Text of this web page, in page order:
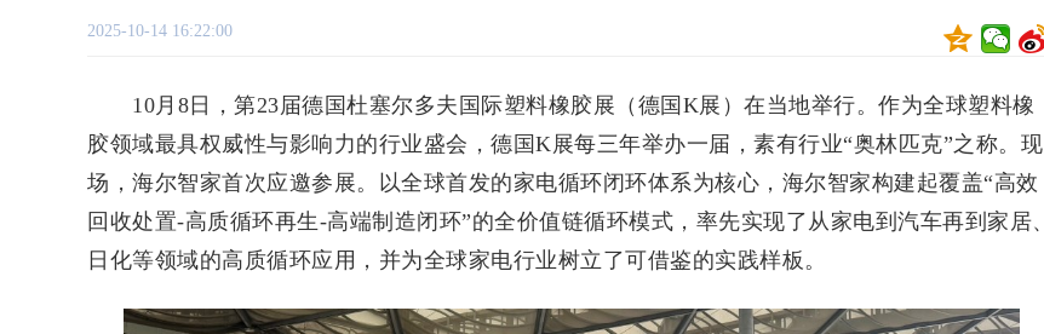
2025-10-14 16:22:00
10月8日，第23届德国杜塞尔多夫国际塑料橡胶展（德国K展）在当地举行。作为全球塑料橡
胶领域最具权威性与影响力的行业盛会，德国K展每三年举办一届，素有行业“奥林匹克”之称。现
场，海尔智家首次应邀参展。以全球首发的家电循环闭环体系为核心，海尔智家构建起覆盖“高效
回收处置-高质循环再生-高端制造闭环”的全价值链循环模式，率先实现了从家电到汽车再到家居、
日化等领域的高质循环应用，并为全球家电行业树立了可借鉴的实践样板。